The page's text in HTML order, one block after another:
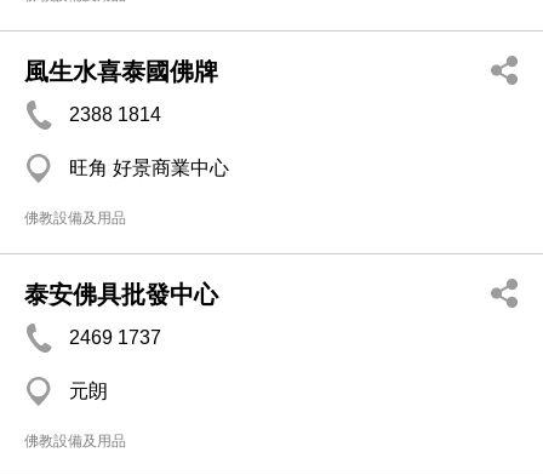
風生水喜泰國佛牌
2388 1814
旺角 好景商業中心
佛教設備及用品
泰安佛具批發中心
2469 1737
元朗
佛教設備及用品